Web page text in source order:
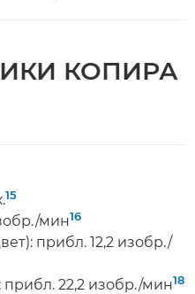
КОПИРА
15
мин16
прибл. 12,2 изобр./
прибл. 22,2 изобр./мин18